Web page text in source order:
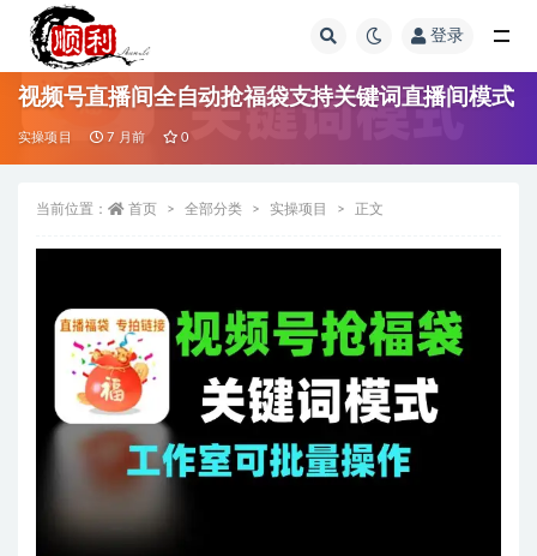
登录
视频号直播间全自动抢福袋支持关键词直播间模式
实操项目 7 月前 0
当前位置： 首页 全部分类 实操项目 正文
全部